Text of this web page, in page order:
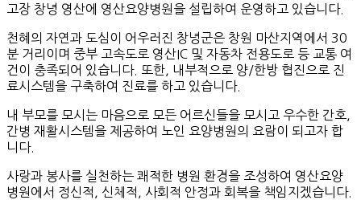
고장 창녕 영산에 영산요양병원을 설립하여 운영하고 있습니다.
천혜의 자연과 도심이 어우러진 창녕군은 창원 마산지역에서 30
분 거리이며 중부 고속도로 영산IC 및 자동차 전용도로 등 교통 여
건이 충족되어 있습니다. 또한, 내부적으로 양/한방 협진으로 진
료시스템을 구축하여 진료를 하고 있습니다.
내 부모를 모시는 마음으로 모든 어르신들을 모시고 우수한​ 간호,
간병 재활시스템을 제공하여 노인 요양병원의 요람이 되고자 합
니다.
사랑과 봉사를 실천하는 쾌적한 병원 환경을 조성하여 영산요양
병원에서 정신적, 신체적, 사회적 안정과 회복을 책임지겠습니다.